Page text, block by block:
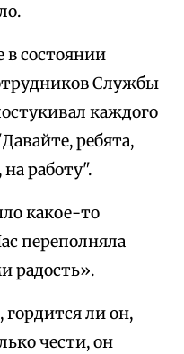
в состоянии
Службы
каждого
ребята,
на работу".
какое-то
переполняла
радость».
ли он,
чести, он